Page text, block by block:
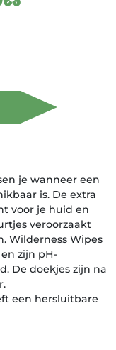
je wanneer een
is. De extra
voor je huid en
veroorzaakt
Wilderness Wipes
zijn pH-
De doekjes zijn na
een hersluitbare